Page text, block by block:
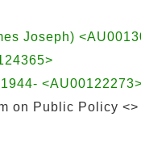
Joseph)
<AU00122273>
on Public Policy